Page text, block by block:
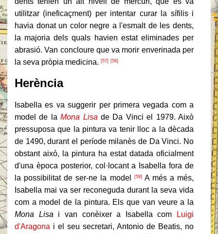
utilitzar (ineficaçment) per intentar curar la sífilis i
havia donat un color negre a l'esmalt de les dents,
la majoria dels quals havien estat eliminades per
abrasió. Van concloure que va morir enverinada per
la seva pròpia medicina. [57] [58]
Herència
Isabella es va suggerir per primera vegada com a
model de laMona Lisa de Da Vinci el 1979. Això
pressuposa que la pintura va tenir lloc a la dècada
de 1490, durant el període milanès de Da Vinci. No
obstant això, la pintura ha estat datada oficialment
d'una època posterior, col·locant a Isabella fora de
la possibilitat de ser-ne la model
[59] A més a més,
Isabella mai va ser reconeguda durant la seva vida
com a model de la pintura. Els que van veure a la
Mona Lisa i van conèixer a Isabella com
Luigi
d'Aragona i el seu secretari, Antonio de Beatis, no